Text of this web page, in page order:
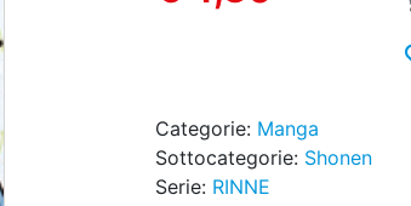
Categorie: Manga
Sottocategorie: Shonen
Serie: RINNE